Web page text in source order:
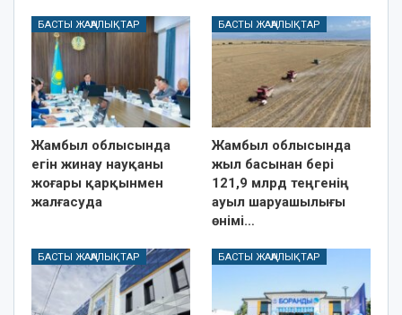
БАСТЫ ЖАҢАЛЫҚТАР
Жамбыл облысында
егін жинау науқаны
жоғары қарқынмен
жалғасуда
БАСТЫ ЖАҢАЛЫҚТАР
Жамбыл облысында
жыл басынан бері
121,9 млрд теңгенің
ауыл шаруашылығы
өнімі…
БАСТЫ ЖАҢАЛЫҚТАР БАСТЫ ЖАҢАЛЫҚТАР